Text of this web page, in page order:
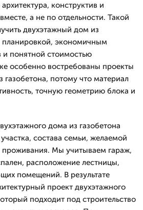
конструктив и
а не по отдельности. Такой
двухэтажный дом из
планировкой, экономичным
и понятной стоимостью
особенно востребованы проекты
потому что материал
точную геометрию блока и
дома из газобетона
состава семьи, желаемой
Мы учитываем гараж,
расположение лестницы,
помещений. В результате
проект двухэтажного
подходит под строительство